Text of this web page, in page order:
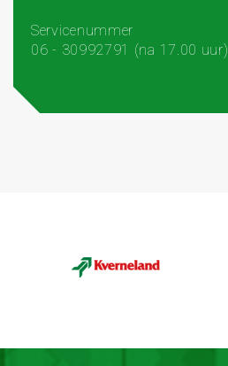
Servicenummer
06 - 30992791 (na 17.00 uur)